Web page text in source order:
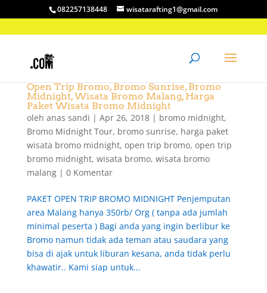
082257138448 wisatarafting1@gmail.com
Open Trip Bromo, Bromo Sunrise, Bromo
Midnight, Wisata Bromo Malang, Harga
Paket Wisata Bromo Midnight
oleh anas sandi | Apr 26, 2018| bromo midnight,
Bromo Midnight Tour, bromo sunrise, harga paket
wisata bromo midnight, open trip bromo, open trip
bromo midnight, wisata bromo, wisata bromo
malang| 0 Komentar
PAKET OPEN TRIP BROMO MIDNIGHT Penjemputan
area Malang hanya 350rb/ Org ( tanpa ada jumlah
minimal peserta ) Bagi anda yang ingin berlibur ke
Bromo namun tidak ada teman atau saudara yang
bisa di ajak untuk liburan kesana, anda tidak perlu
khawatir.. Kami siap untuk...